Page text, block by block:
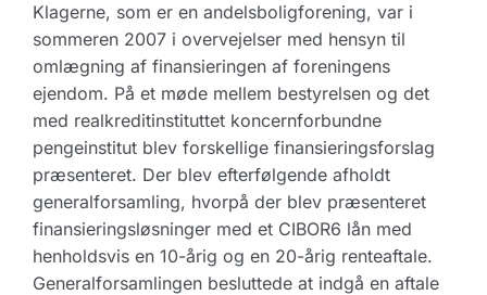
Klagerne, som er en andelsboligforening, var i
sommeren 2007 i overvejelser med hensyn til
omlægning af finansieringen af foreningens
ejendom. På et møde mellem bestyrelsen og det
med realkreditinstituttet koncernforbundne
pengeinstitut blev forskellige finansieringsforslag
præsenteret. Der blev efterfølgende afholdt
generalforsamling, hvorpå der blev præsenteret
finansieringsløsninger med et CIBOR6 lån med
henholdsvis en 10-årig og en 20-årig renteaftale.
Generalforsamlingen besluttede at indgå en aftale